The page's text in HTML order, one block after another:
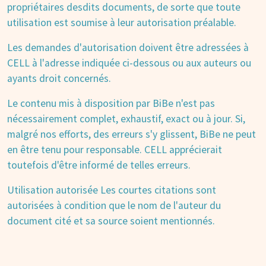
propriétaires desdits documents, de sorte que toute
utilisation est soumise à leur autorisation préalable.
Les demandes d'autorisation doivent être adressées à
CELL à l'adresse indiquée ci-dessous ou aux auteurs ou
ayants droit concernés.
Le contenu mis à disposition par BiBe n'est pas
nécessairement complet, exhaustif, exact ou à jour. Si,
malgré nos efforts, des erreurs s'y glissent, BiBe ne peut
en être tenu pour responsable. CELL apprécierait
toutefois d'être informé de telles erreurs.
Utilisation autorisée Les courtes citations sont
autorisées à condition que le nom de l'auteur du
document cité et sa source soient mentionnés.